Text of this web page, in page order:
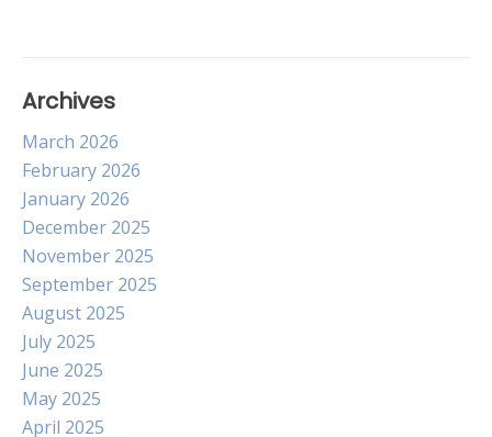
Archives
March 2026
February 2026
January 2026
December 2025
November 2025
September 2025
August 2025
July 2025
June 2025
May 2025
April 2025